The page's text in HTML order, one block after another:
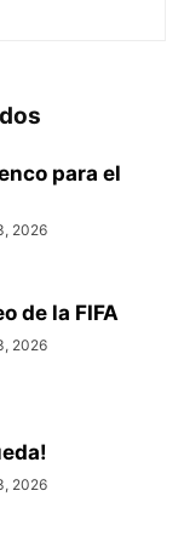
para el
2026
de la FIFA
2026
2026